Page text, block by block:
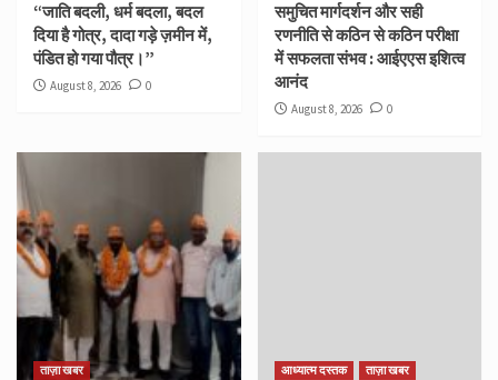
“जाति बदली, धर्म बदला, बदल
दिया है गोत्र, दादा गड़े ज़मीन में,
पंडित हो गया पौत्र।”
August 8, 2026 0
समुचित मार्गदर्शन और सही
रणनीति से कठिन से कठिन परीक्षा
में सफलता संभव : आईएएस इशित्व
आनंद
August 8, 2026 0
ताज़ा खबर आध्यात्म दस्तक ताज़ा खबर